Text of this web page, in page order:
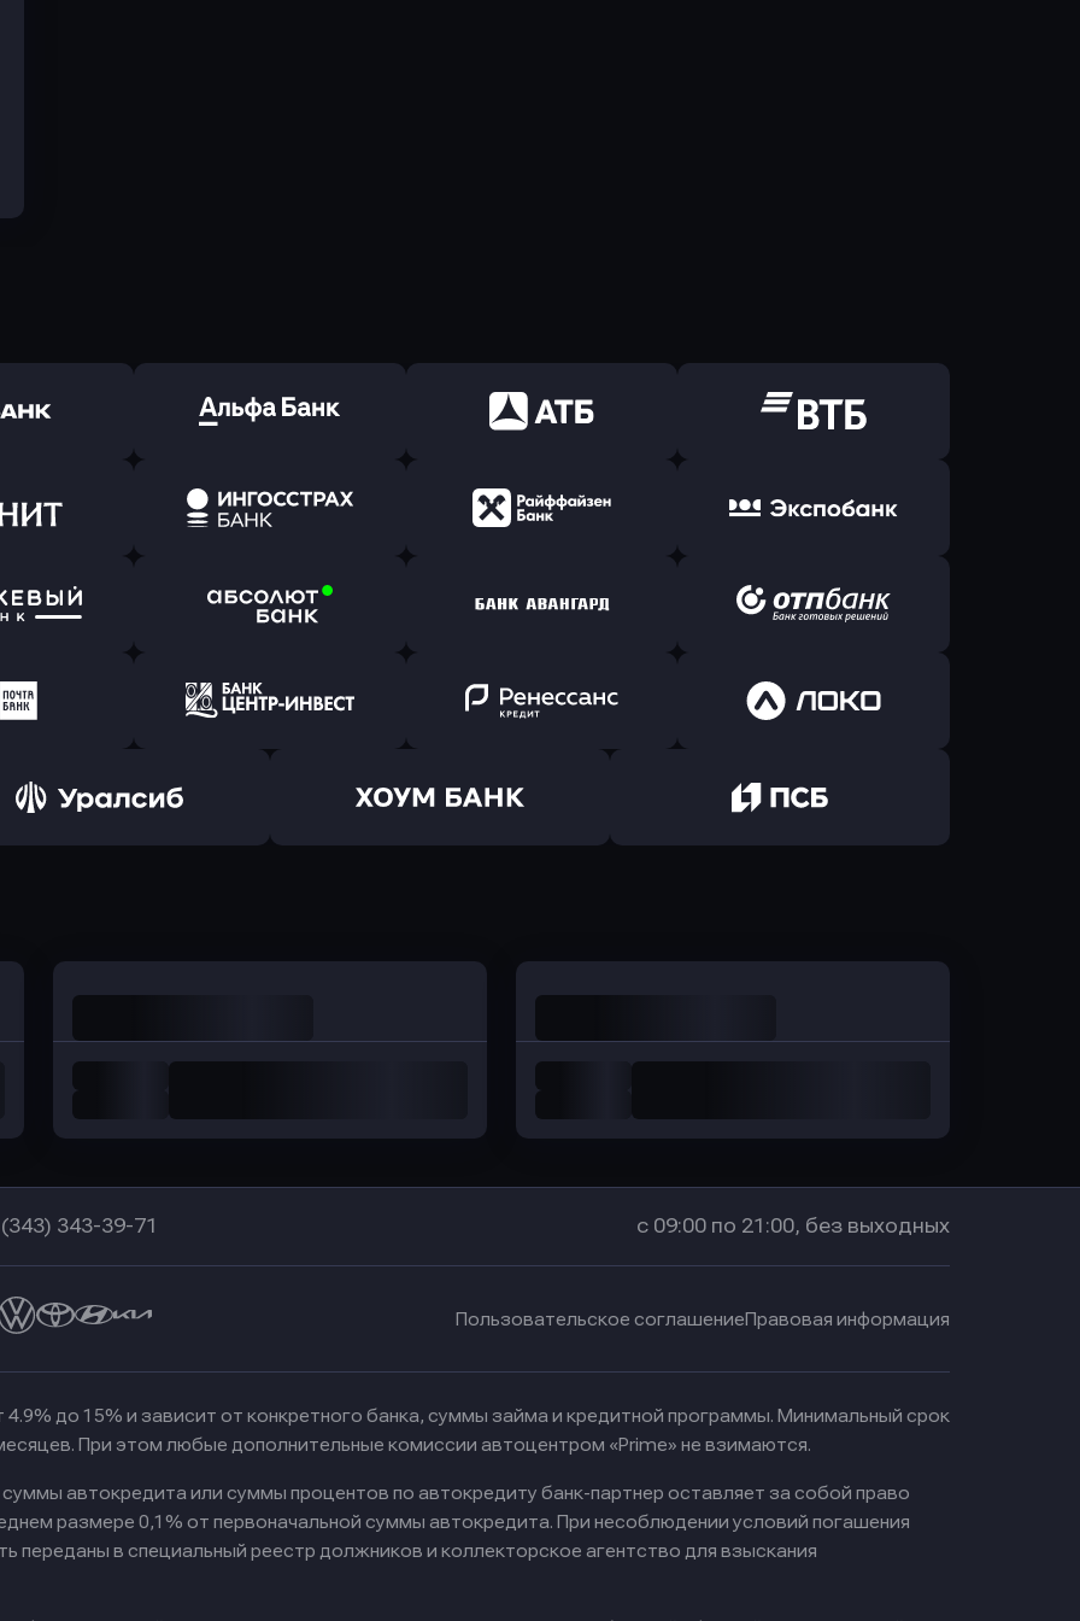
заявку
Оправить заявку
в Альфа-Банк
Оправить заявку
в АТБ Банк
в ВТБ
заявку
Банк
Оправить заявку
в Ингосстрах Банк
в Райффайзен Банк
Оправить заявку
в Экспобанк
заявку
Оправить заявку
в Абсолют Банк
Оправить заявку
в Банк Авангард
Оправить заявку
в ОТП БАНК
заявку
Банк
Оправить заявку
Оправить заявку
в Ренессанс Банк
Оправить заявку
в Локо-Банк
343-39-71 с 09:00 по 21:00, без выходных
Пользовательское соглашениеПравовая информация
4.9% до 15% и зависит от конкретного банка, суммы займа и кредитной программы. Минимальный срок
При этом любые дополнительные комиссии автоцентром «Prime» не взимаются.
автокредита или суммы процентов по автокредиту банк-партнер оставляет за собой право
размере 0,1% от первоначальной суммы автокредита. При несоблюдении условий погашения
переданы в специальный реестр должников и коллекторское агентство для взыскания